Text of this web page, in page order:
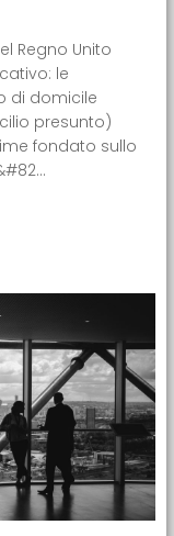
Regno Unito
le
di domicile
presunto)
fondato sullo